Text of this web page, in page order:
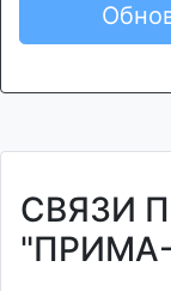
СВЯЗИ